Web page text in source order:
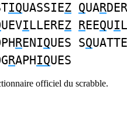
IQUASSIEZ QUAR
UEVILLEREZ REEQUI
RENIQUES SQUATTE
RAPHIQUES
officiel du scrabble.